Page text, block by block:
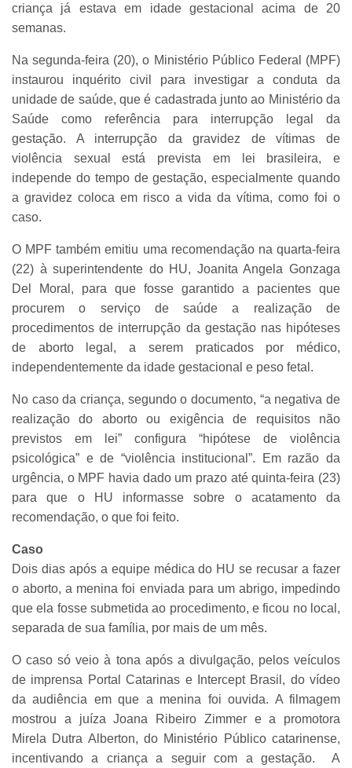
criança já estava em idade gestacional acima de 20
semanas.
Na segunda-feira (20), o Ministério Público Federal (MPF)
instaurou inquérito civil para investigar a conduta da
unidade de saúde, que é cadastrada junto ao Ministério da
Saúde como referência para interrupção legal da
gestação. A interrupção da gravidez de vítimas de
violência sexual está prevista em lei brasileira, e
independe do tempo de gestação, especialmente quando
a gravidez coloca em risco a vida da vítima, como foi o
caso.
O MPF também emitiu uma recomendação na quarta-feira
(22) à superintendente do HU, Joanita Angela Gonzaga
Del Moral, para que fosse garantido a pacientes que
procurem o serviço de saúde a realização de
procedimentos de interrupção da gestação nas hipóteses
de aborto legal, a serem praticados por médico,
independentemente da idade gestacional e peso fetal.
No caso da criança, segundo o documento, “a negativa de
realização do aborto ou exigência de requisitos não
previstos em lei” configura “hipótese de violência
psicológica” e de “violência institucional”. Em razão da
urgência, o MPF havia dado um prazo até quinta-feira (23)
para que o HU informasse sobre o acatamento da
recomendação, o que foi feito.
Caso
Dois dias após a equipe médica do HU se recusar a fazer
o aborto, a menina foi enviada para um abrigo, impedindo
que ela fosse submetida ao procedimento, e ficou no local,
separada de sua família, por mais de um mês.
O caso só veio à tona após a divulgação, pelos veículos
de imprensa Portal Catarinas e Intercept Brasil, do vídeo
da audiência em que a menina foi ouvida. A filmagem
mostrou a juíza Joana Ribeiro Zimmer e a promotora
Mirela Dutra Alberton, do Ministério Público catarinense,
incentivando a criança a seguir com a gestação. A